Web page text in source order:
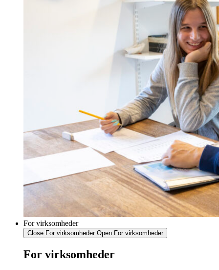
For virksomheder
Close For virksomheder Open For virksomheder
For virksomheder